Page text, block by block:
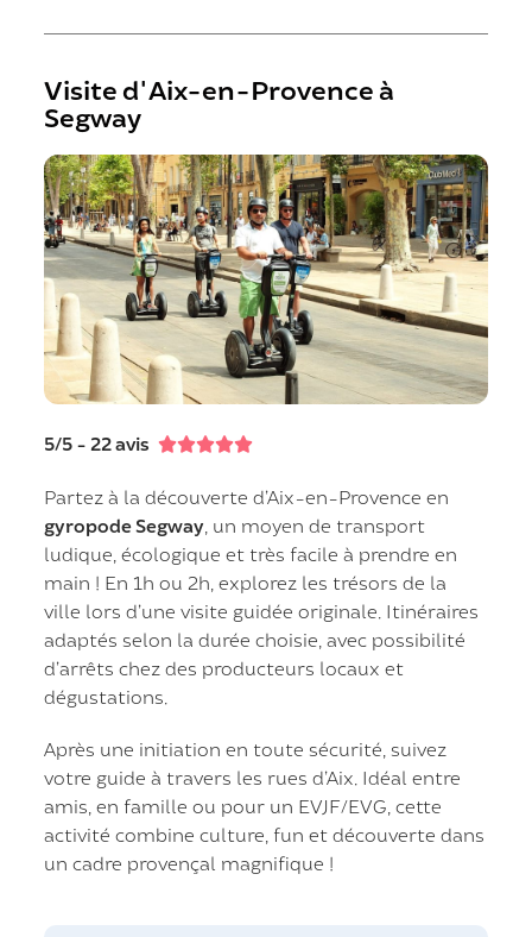
Visite d'Aix-en-Provence à
Segway
5/5 - 22 avis 
Partez à la découverte d’Aix-en-Provence en
gyropode Segway , un moyen de transport
ludique, écologique et très facile à prendre en
main ! En 1h ou 2h, explorez les trésors de la
ville lors d’une visite guidée originale. Itinéraires
adaptés selon la durée choisie, avec possibilité
d’arrêts chez des producteurs locaux et
dégustations.
Après une initiation en toute sécurité, suivez
votre guide à travers les rues d’Aix. Idéal entre
amis, en famille ou pour un EVJF/EVG, cette
activité combine culture, fun et découverte dans
un cadre provençal magnifique !